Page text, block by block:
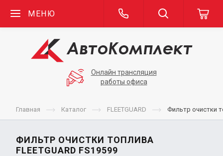
МЕНЮ
Онлайн трансляция
работы офиса
Главная Каталог FLEETGUARD Фильтр очистки
ФИЛЬТР ОЧИСТКИ ТОПЛИВА
FLEETGUARD FS19599